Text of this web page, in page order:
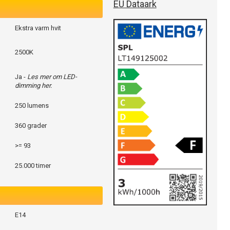
Ekstra varm hvit
2500K
Ja - Les mer om LED-
dimming her.
250 lumens
360 grader
>= 93
25.000 timer
E14
EU Dataark